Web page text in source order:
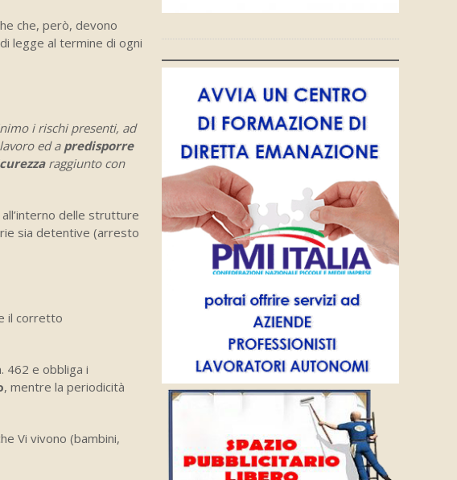
che, però, devono
legge al termine di ogni
i rischi presenti, ad
ed a predisporre
raggiunto con
delle strutture
sia detentive (arresto
il corretto
462 e obbliga i
, mentre la periodicità
Vi vivono (bambini,